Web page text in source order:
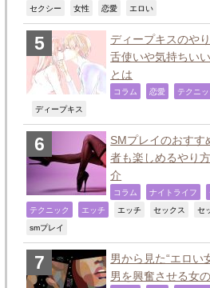
セクシー 女性 恋愛 エロい
ディープキスのや
舌使いや気持ちい
とは
コラム 恋愛 テクニッ
ディープキス
SMプレイのおすす
者も楽しめるやり
介
コラム ナイトライフ
テクニック エッチ エッチ セックス セ
smプレイ
男から見た“エロい
男を興奮させる女